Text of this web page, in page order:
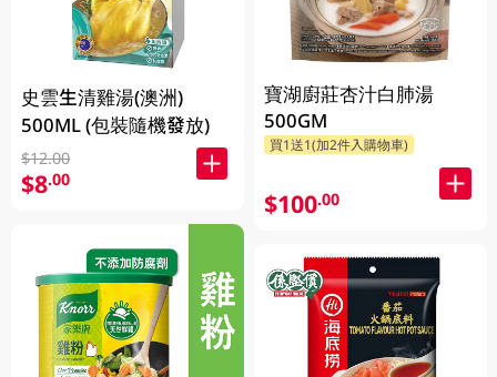
史雲生清雞湯(澳洲)
500ML (包裝隨機發放)
$12.00
$8.00
寶湖廚莊杏汁白肺湯
500GM
買1送1(加2件入購物車)
$100.00